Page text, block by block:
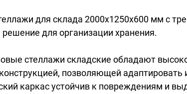
для склада 2000x1250x600 мм с
решение для организации хранения.
стеллажи складские обладают
позволяющей
каркас устойчив к повреждениям и